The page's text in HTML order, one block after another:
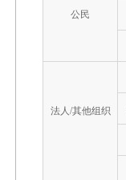
公民
法人/其他组织